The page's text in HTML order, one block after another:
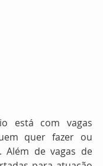
está com vagas
quer fazer ou
Além de vagas de